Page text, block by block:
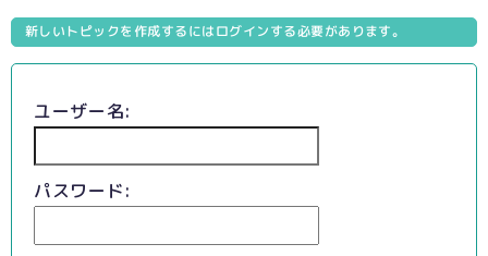
新しいトピックを作成するにはログインする必要があります。
ユーザー名:
パスワード: